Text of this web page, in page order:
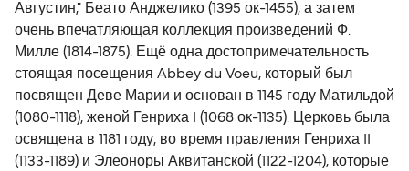
Августин," Беато Анджелико (1395 ок-1455), а затем
очень впечатляющая коллекция произведений Ф.
Милле (1814-1875). Ещё одна достопримечательность
стоящая посещения Abbey du Voeu, который был
посвящен Деве Марии и основан в 1145 году Матильдой
(1080-1118), женой Генриха I (1068 ок-1135). Церковь была
освящена в 1181 году, во время правления Генриха II
(1133-1189) и Элеоноры Аквитанской (1122-1204), которые